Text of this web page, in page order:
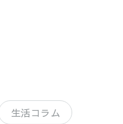
生活コラム